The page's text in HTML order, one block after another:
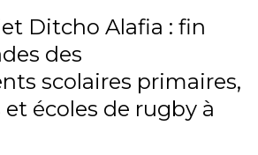
Ditcho Alafia : fin
des
scolaires primaires,
écoles de rugby à